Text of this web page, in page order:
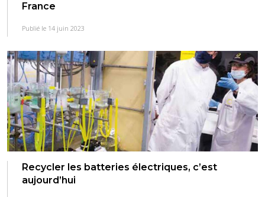
France
Publié le 14 juin 2023
Recycler les batteries électriques, c’est
aujourd’hui